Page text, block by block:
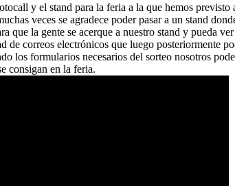
y el stand para la feria a la que hemos
veces se agradece poder pasar a un stand
que la gente se acerque a nuestro stand y pueda
de correos electrónicos que luego posteriormente
los formularios necesarios del sorteo nosotros
consigan en la feria.